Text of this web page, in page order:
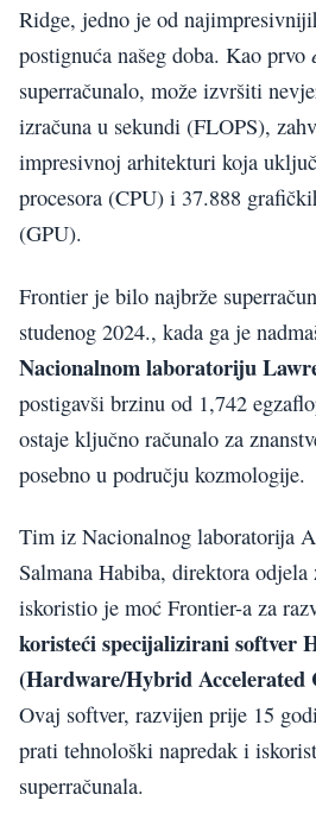
Ridge, jedno je od
postignuća našeg doba. Kao prvo
superračunalo, može izvršiti
izračuna u sekundi (FLOPS),
impresivnoj arhitekturi koja
procesora (CPU) i 37.888
(GPU).
Frontier je bilo najbrže
studenog 2024., kada ga je
Nacionalnom laboratoriju
postigavši brzinu od 1,742
ostaje ključno računalo za
posebno u području kozmologije.
Tim iz Nacionalnog laboratorija
Salmana Habiba, direktora odjela
iskoristio je moć Frontier-a za
koristeći specijalizirani softver
(Hardware/Hybrid Accelerated
Ovaj softver, razvijen prije 15
prati tehnološki napredak i
superračunala.